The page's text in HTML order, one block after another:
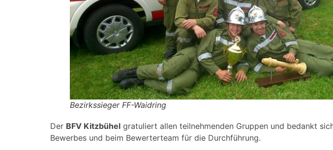
Bezirkssieger FF-Waidring
Der BFV Kitzbühel gratuliert allen teilnehmenden Gruppen und bedankt
Bewerbes und beim Bewerterteam für die Durchführung.